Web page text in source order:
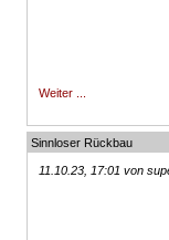
Weiter ...
Sinnloser Rückbau
11.10.23, 17:01 von